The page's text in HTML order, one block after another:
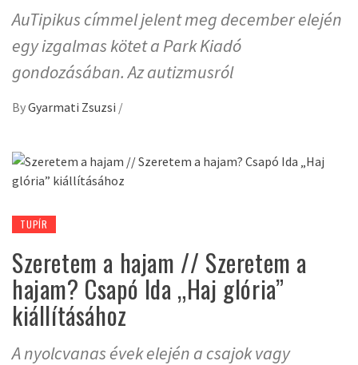
AuTipikus címmel jelent meg december elején
egy izgalmas kötet a Park Kiadó
gondozásában. Az autizmusról
ByGyarmati Zsuzsi /
TUPÍR
Szeretem a hajam // Szeretem a
hajam? Csapó Ida „Haj glória”
kiállításához
A nyolcvanas évek elején a csajok vagy